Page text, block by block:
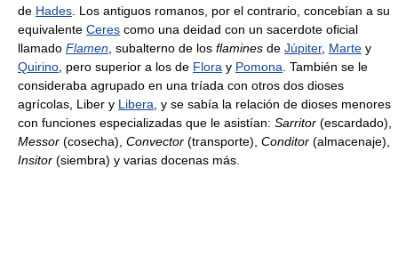
de Hades . Los antiguos romanos, por el contrario, concebían a su
equivalente Ceres como una deidad con un sacerdote oficial
llamado Flamen , subalterno de los flamines de Júpiter, Marte y
Quirino , pero superior a los de Flora y Pomona . También se le
consideraba agrupado en una tríada con otros dos dioses
agrícolas, Liber y Libera , y se sabía la relación de dioses menores
con funciones especializadas que le asistían: Sarritor (escardado),
Messor (cosecha), Convector (transporte), Conditor (almacenaje),
Insitor (siembra) y varias docenas más.